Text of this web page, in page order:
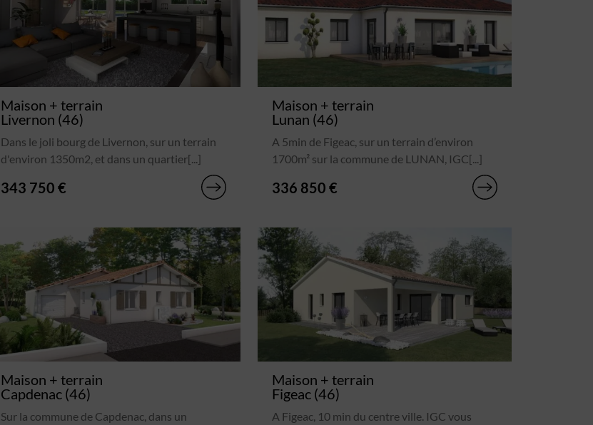
Maison + terrain
Livernon (46)
Dans le joli bourg de Livernon, sur un terrain
d'environ 1350m2, et dans un quartier[...]
343 750 €
Maison + terrain
Lunan (46)
A 5min de Figeac, sur un terrain d’environ
1700m² sur la commune de LUNAN, IGC[...]
336 850 €
Maison + terrain
Capdenac (46)
Sur la commune de Capdenac, dans un
Maison + terrain
Figeac (46)
A Figeac, 10 min du centre ville. IGC vous